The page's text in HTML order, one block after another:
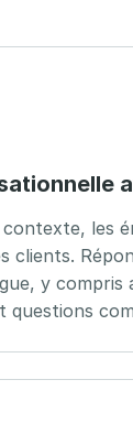
les
clients.
y compris
questions